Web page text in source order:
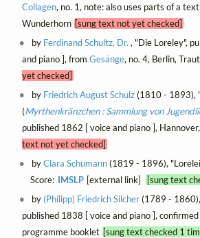
Collagen, no. 1, note: also uses parts of a
Wunderhorn [sung text not yet checked]
by Ferdinand Schultz, Dr. , "Die Loreley",
and piano ], from Gesänge, no. 4, Berlin,
yet checked]
by Friedrich August Schulz(1810 - 1893),
(Myrthenkränzchen : Sammlung von
published 1862 [ voice and piano ],
text not yet checked]
byClara Schumann(1819 - 1896),
Score: IMSLP [external link]
[sung text
by (Philipp) Friedrich Silcher(1789 -
published 1838 [ voice and piano ],
programme booklet [sung text checked 1